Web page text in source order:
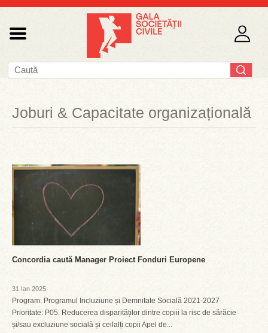
Joburi & Capacitate organizațională
Concordia caută Manager Proiect Fonduri Europene
31 Ian 2025
Program: Programul Incluziune și Demnitate Socială 2021-2027
Prioritate: P05. Reducerea disparităților dintre copiii la risc de sărăcie
și/sau excluziune socială și ceilalți copii Apel de...